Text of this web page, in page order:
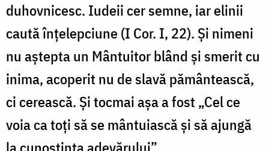
duhovnicesc. Iudeii cer semne, iar elinii
caută înţelepciune (I Cor. I, 22). Şi nimeni
nu aştepta un Mântuitor blând şi smerit cu
inima, acoperit nu de slavă pământească,
ci cerească. Şi tocmai aşa a fost „Cel ce
voia ca toţi să se mântuiască şi să ajungă